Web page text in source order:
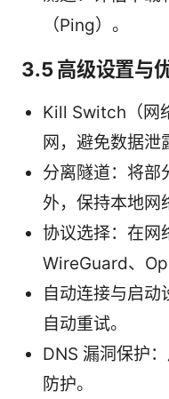
（Ping）。
3.5 高级设置与
Kill Switch（网
网，避免数据泄
分离隧道：将部
外，保持本地网
协议选择：在网
WireGuard、
自动连接与启动
自动重试。
DNS 漏洞保护
防护。